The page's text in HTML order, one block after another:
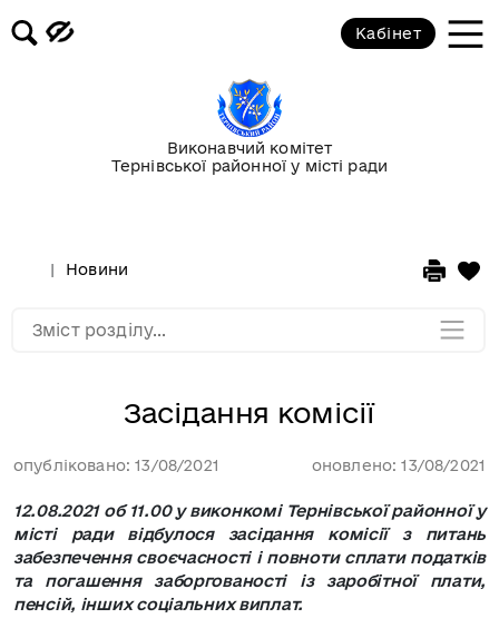
Виконавчий комітет
Тернівської районної у місті ради
Кабінет
Новини
Засідання комісії
опубліковано: 13/08/2021 оновлено: 13/08/2021
12.08.2021 об 11.00 у виконкомі Тернівської районної у
місті ради відбулося засідання
комісії з питань
забезпечення своєчасності і повноти сплати податків
та погашення заборгованості із заробітної плати,
пенсій, інших соціальних виплат.
Зміст розділу...
Публічні закупівлі